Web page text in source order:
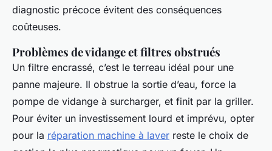
diagnostic précoce évitent des conséquences
coûteuses.
Problèmes de vidange et filtres obstrués
Un filtre encrassé, c’est le terreau idéal pour une
panne majeure. Il obstrue la sortie d’eau, force la
pompe de vidange à surcharger, et finit par la griller.
Pour éviter un investissement lourd et imprévu, opter
pour la réparation machine à laver reste le choix de